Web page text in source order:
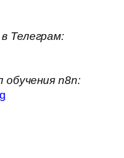
Телеграм:
обучения n8n: